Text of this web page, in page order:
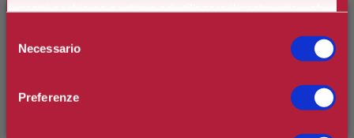
nostri cookie se continua ad utilizzare il nostro sito web.
delNecessario
Preferenze
e usufruisci dello
inserendo il codice